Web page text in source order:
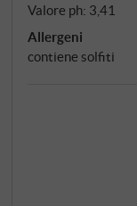
Valore ph: 3,41
Allergeni
contiene solfiti